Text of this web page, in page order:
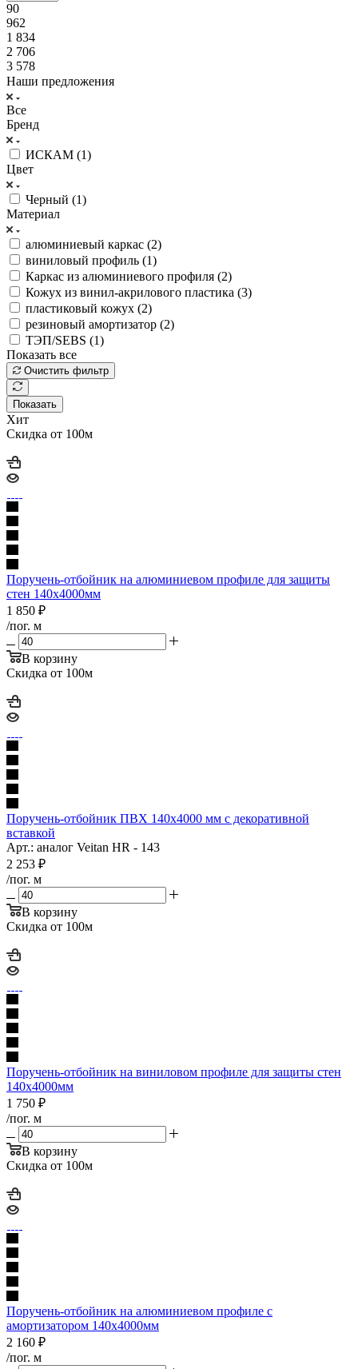
90
962
1 834
2 706
3 578
Наши предложения
Все
Бренд
ИСКАМ (1)
Цвет
Черный (1)
Материал
алюминиевый каркас (2)
виниловый профиль (1)
Каркас из алюминиевого профиля (2)
Кожух из винил-акрилового пластика (3)
пластиковый кожух (2)
резиновый амортизатор (2)
ТЭП/SEBS (1)
Показать все
Очистить фильтр
Показать
Хит
Скидка от 100м
Поручень-отбойник на алюминиевом профиле для защиты
стен 140х4000мм
1 850 ₽
/пог. м
В корзину
Скидка от 100м
Поручень-отбойник ПВХ 140х4000 мм с декоративной
вставкой
Арт.: аналог Veitan HR - 143
2 253 ₽
/пог. м
В корзину
Скидка от 100м
Поручень-отбойник на виниловом профиле для защиты стен
140х4000мм
1 750 ₽
/пог. м
В корзину
Скидка от 100м
Поручень-отбойник на алюминиевом профиле с
амортизатором 140х4000мм
2 160 ₽
/пог. м